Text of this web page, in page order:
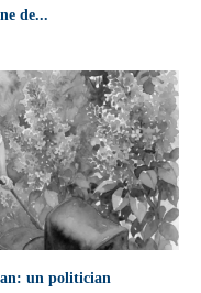
de...
un politician